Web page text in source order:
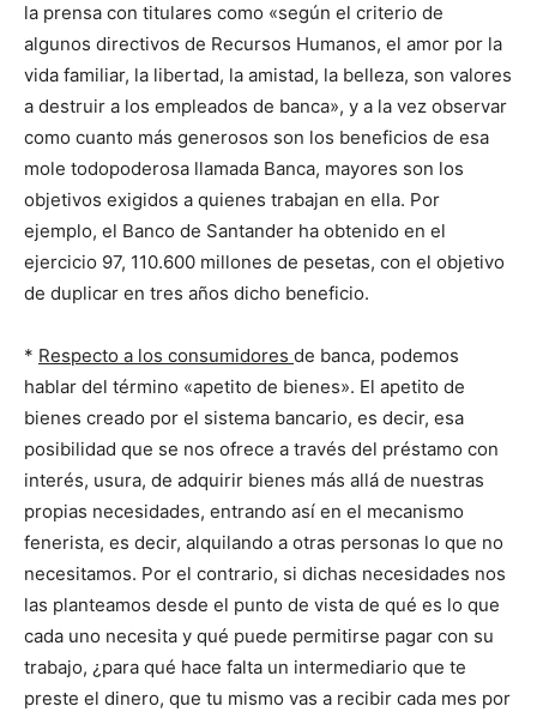
la prensa con titulares como «según el criterio de
algunos directivos de Recursos Humanos, el amor por la
vida familiar, la libertad, la amistad, la belleza, son valores
a destruir a los empleados de banca», y a la vez observar
como cuanto más generosos son los beneficios de esa
mole todopoderosa llamada Banca, mayores son los
objetivos exigidos a quienes trabajan en ella. Por
ejemplo, el Banco de Santander ha obtenido en el
ejercicio 97, 110.600 millones de pesetas, con el objetivo
de duplicar en tres años dicho beneficio.
* Respecto a los consumidores de banca, podemos
hablar del término «apetito de bienes». El apetito de
bienes creado por el sistema bancario, es decir, esa
posibilidad que se nos ofrece a través del préstamo con
interés, usura, de adquirir bienes más allá de nuestras
propias necesidades, entrando así en el mecanismo
fenerista, es decir, alquilando a otras personas lo que no
necesitamos. Por el contrario, si dichas necesidades nos
las planteamos desde el punto de vista de qué es lo que
cada uno necesita y qué puede permitirse pagar con su
trabajo, ¿para qué hace falta un intermediario que te
preste el dinero, que tu mismo vas a recibir cada mes por